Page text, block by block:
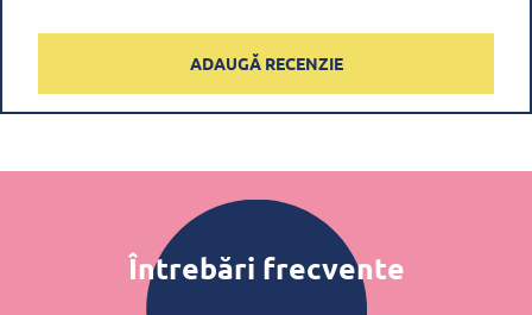
ADAUGĂ RECENZIE
Întrebări frecvente